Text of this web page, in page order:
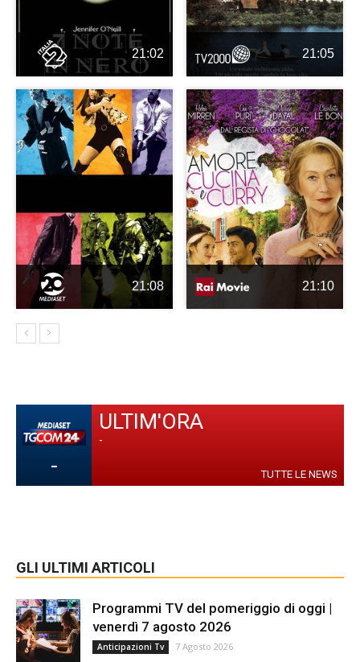
21:02 21:05
21:08 21:10
-
ULTIM'ORA
-
TUTTE LE NEWS
GLI ULTIMI ARTICOLI
Programmi TV del pomeriggio di oggi |
venerdì 7 agosto 2026
Anticipazioni Tv 7 Agosto 2026